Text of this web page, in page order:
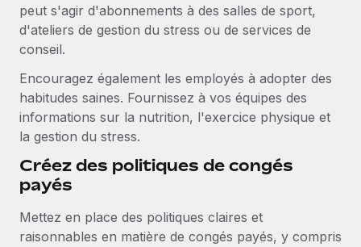
peut s'agir d'abonnements à des salles de sport,
d'ateliers de gestion du stress ou de services de
conseil.
Encouragez également les employés à adopter des
habitudes saines. Fournissez à vos équipes des
informations sur la nutrition, l'exercice physique et
la gestion du stress.
Créez des politiques de congés
payés
Mettez en place des politiques claires et
raisonnables en matière de congés payés, y compris